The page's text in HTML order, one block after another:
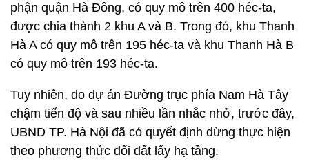
phận quận Hà Đông, có quy mô trên 400 héc-ta,
được chia thành 2 khu A và B. Trong đó, khu Thanh
Hà A có quy mô trên 195 héc-ta và khu Thanh Hà B
có quy mô trên 193 héc-ta.
Tuy nhiên, do dự án Đường trục phía Nam Hà Tây
chậm tiến độ và sau nhiều lần nhắc nhở, trước đây,
UBND TP. Hà Nội đã có quyết định dừng thực hiện
theo phương thức đổi đất lấy hạ tầng.